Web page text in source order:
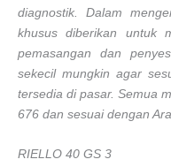
diagnostik. Dalam
khusus diberikan untuk
pemasangan dan
sekecil mungkin agar
tersedia di pasar. Semua
676 dan sesuai dengan
RIELLO 40 GS 3